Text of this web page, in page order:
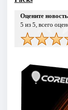
Оцените
5 из 5, всего